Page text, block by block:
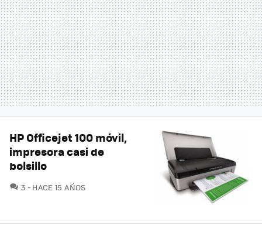
HP Officejet 100 móvil,
impresora casi de
bolsillo
3 COMENTARIOS
HACE 15 AÑOS